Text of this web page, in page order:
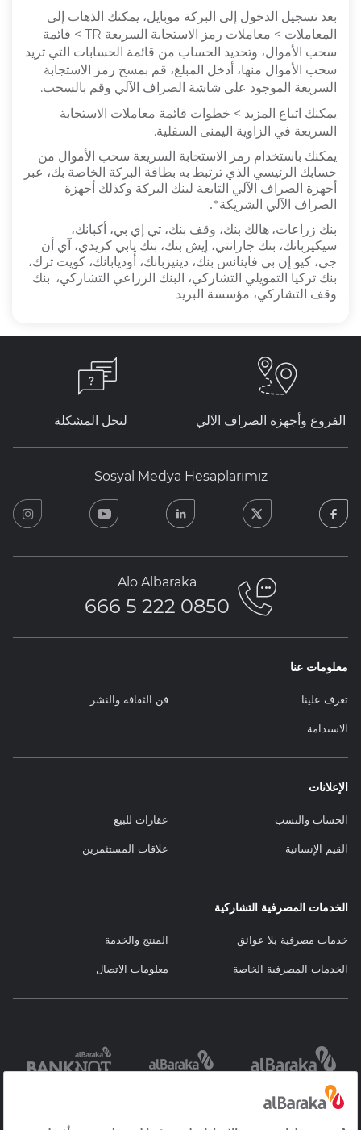
بعد تسجيل الدخول إلى البركة موبايل، يمكنك الذهاب إلى
المعاملات > معاملات رمز الاستجابة السريعة TR > قائمة
سحب الأموال، وتحديد الحساب من قائمة الحسابات التي تريد
سحب الأموال منها، أدخل المبلغ، قم بمسح رمز الاستجابة
السريعة الموجود على شاشة الصراف الآلي وقم بالسحب.
يمكنك اتباع المزيد > خطوات قائمة معاملات الاستجابة
السريعة في الزاوية اليمنى السفلية.
يمكنك باستخدام رمز الاستجابة السريعة سحب الأموال من
حسابك الرئيسي الذي ترتبط به بطاقة البركة الخاصة بك، عبر
أجهزة الصراف الآلي التابعة لبنك البركة وكذلك أجهزة
الصراف الآلي الشريكة*.
بنك زراعات، هالك بنك، وقف بنك، تي إي بي، أكبانك،
سيكيربانك، بنك جارانتي، إيش بنك، بنك يابي كريدي، آي أن
جي، كيو إن بي فاينانس بنك، دينيزبانك، أوديابانك، كويت ترك،
بنك تركيا التمويلي التشاركي، البنك الزراعي التشاركي، بنك
وقف التشاركي، مؤسسة البريد
الفروع وأجهزة الصراف الآلي لنحل المشكلة
Sosyal Medya Hesaplarımız
facebook
twitter
linkedin
youtube
Alo Albaraka
0850 222 5 666
معلومات عنا
تعرف علينا فن الثقافة والنشر
الاستدامة
الإعلانات
الحساب والنسب عقارات للبيع
القيم الإنسانية علاقات المستثمرين
الخدمات المصرفية التشاركية
خدمات مصرفية بلا عوائق المنتج والخدمة
الخدمات المصرفية الخاصة معلومات الاتصال